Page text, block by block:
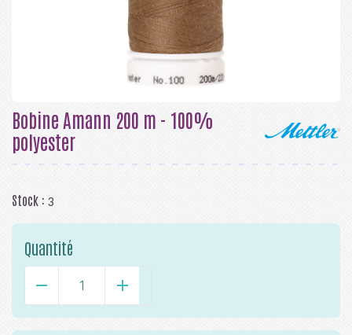
Bobine Amann 200 m - 100%
polyester
Stock : 3
Quantité
- +